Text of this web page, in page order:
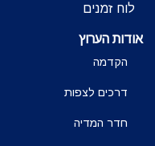
לוח זמנים
אודות הערוץ
הקדמה
דרכים לצפות
חדר המדיה